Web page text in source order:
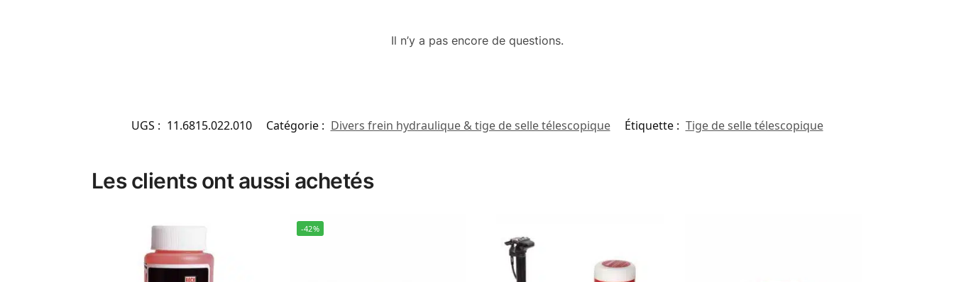
Il n’y a pas encore de questions.
UGS : 11.6815.022.010 Catégorie : Divers frein hydraulique & tige de selle télescopique Étiquette : Tige de selle télescopique
Les clients ont aussi achetés
-42%